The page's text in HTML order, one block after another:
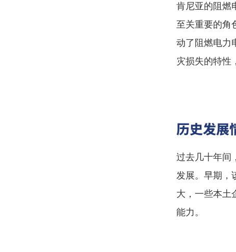
肯尼亚的阻燃
至关重要的角
动了阻燃电力
灾损失的特性
历史发展
过去几十年间
发展。早期，
大，一些本土
能力。